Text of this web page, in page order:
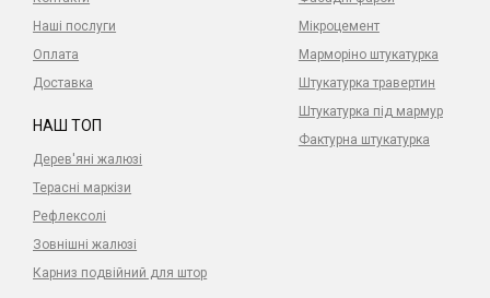
Наші послуги
Оплата
Доставка
Мікроцемент
Марморіно штукатурка
Штукатурка травертин
Штукатурка під мармур
Фактурна штукатурка
НАШ ТОП
Дерев'яні жалюзі
Терасні маркізи
Рефлексолі
Зовнішні жалюзі
Карниз подвійний для штор